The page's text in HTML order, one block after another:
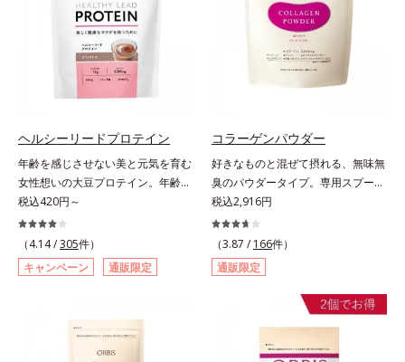
ヘルシーリードプロテイン
年齢を感じさせない美と元気を育む
女性想いの大豆プロテイン。年齢を
感じさせない美と元気を育む、女性
想いの大豆プロテインです。1杯で
不足しがちなたんぱく質を補えま
す。大人女性の食習慣に基づき質と
量を考え、更年世代の女性に人気の
採用しました。吸収が穏やかで、腹
持ちがいいのもポイントです。体を
税込420円～
（4.14 /305件）
キャンペーン
通販限定
コラーゲンパウダー
好きなものと混ぜて摂れる、無味無
臭のパウダータイプ。専用スプーン
1杯で、ハリと弾力のある毎日に欠
かせない「コラーゲン」5,000㎎を
手軽に摂れる美容パウダーです。無
味無臭で飲み物や料理に影響がな
く、冷たい飲み物にも簡単に溶ける
ので、毎日簡単にキレイを補給でき
税込2,916円
（3.87 / 166件）
通販限定